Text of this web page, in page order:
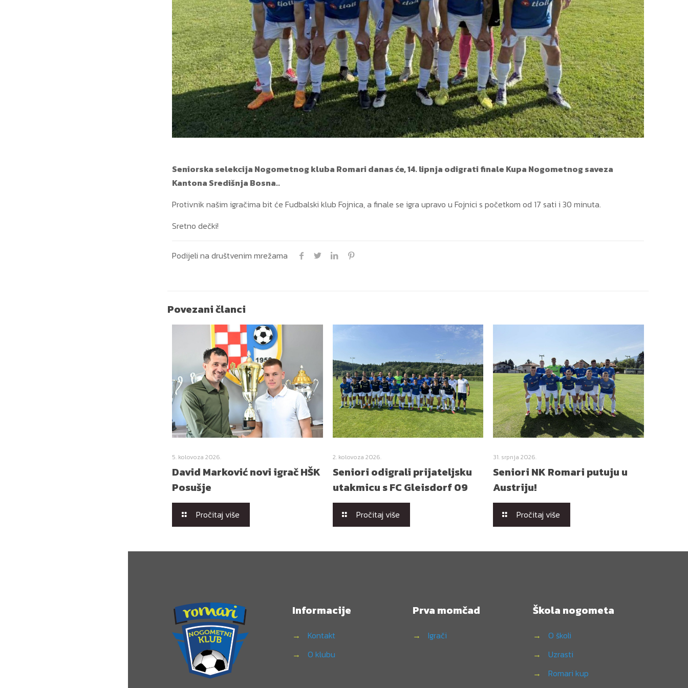
Seniorska selekcija Nogometnog kluba Romari danas će, 14. lipnja odigrati finale Kupa Nogometnog saveza
Kantona Središnja Bosna..
Protivnik našim igračima bit će Fudbalski klub Fojnica, a finale se igra upravo u Fojnici s početkom od 17 sati i 30 minuta.
Sretno dečki!
Podijeli na društvenim mrežama
Povezani članci
5. kolovoza 2026.
David Marković novi igrač HŠK
Posušje
Pročitaj više
2. kolovoza 2026.
Seniori odigrali prijateljsku
utakmicu s FC Gleisdorf 09
Pročitaj više
31. srpnja 2026.
Seniori NK Romari putuju u
Austriju!
Pročitaj više
Informacije
→
Kontakt
→
O klubu
Prva momčad
→ Igrači
Škola nogometa
→
O školi
→
Uzrasti
→
Romari kup